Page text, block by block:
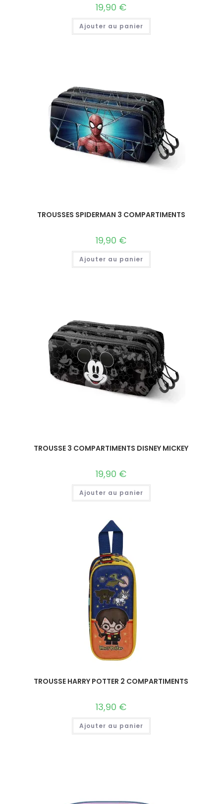
19,90 €
Ajouter au panier
TROUSSES SPIDERMAN 3 COMPARTIMENTS
19,90 €
Ajouter au panier
TROUSSE 3 COMPARTIMENTS DISNEY MICKEY
19,90 €
Ajouter au panier
TROUSSE HARRY POTTER 2 COMPARTIMENTS
13,90 €
Ajouter au panier